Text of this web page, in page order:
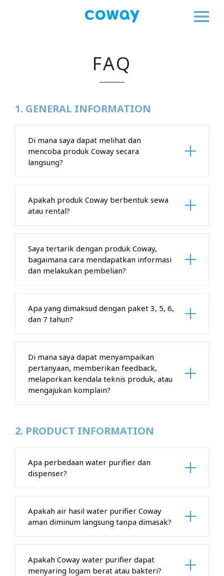
FAQ
1. GENERAL INFORMATION
Di mana saya dapat melihat dan
mencoba produk Coway secara
langsung?
Apakah produk Coway berbentuk sewa
atau rental?
Saya tertarik dengan produk Coway,
bagaimana cara mendapatkan informasi
dan melakukan pembelian?
Apa yang dimaksud dengan paket 3, 5, 6,
dan 7 tahun?
Di mana saya dapat menyampaikan
pertanyaan, memberikan feedback,
melaporkan kendala teknis produk, atau
mengajukan komplain?
2. PRODUCT INFORMATION
Apa perbedaan water purifier dan
dispenser?
Apakah air hasil water purifier Coway
aman diminum langsung tanpa dimasak?
Apakah Coway water purifier dapat
menyaring logam berat atau bakteri?